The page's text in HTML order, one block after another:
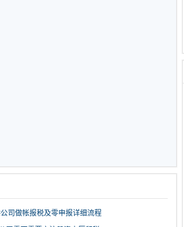
司做帐报税及零申报详细流程